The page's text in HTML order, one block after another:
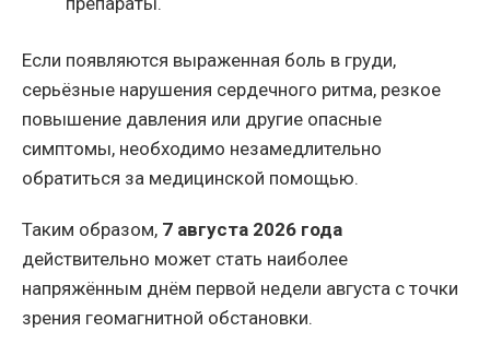
Если появляются выраженная боль в груди,
серьёзные нарушения сердечного ритма, резкое
повышение давления или другие опасные
симптомы, необходимо незамедлительно
обратиться за медицинской помощью.
Таким образом, 7 августа 2026 года
действительно может стать наиболее
напряжённым днём первой недели августа с точки
зрения геомагнитной обстановки.